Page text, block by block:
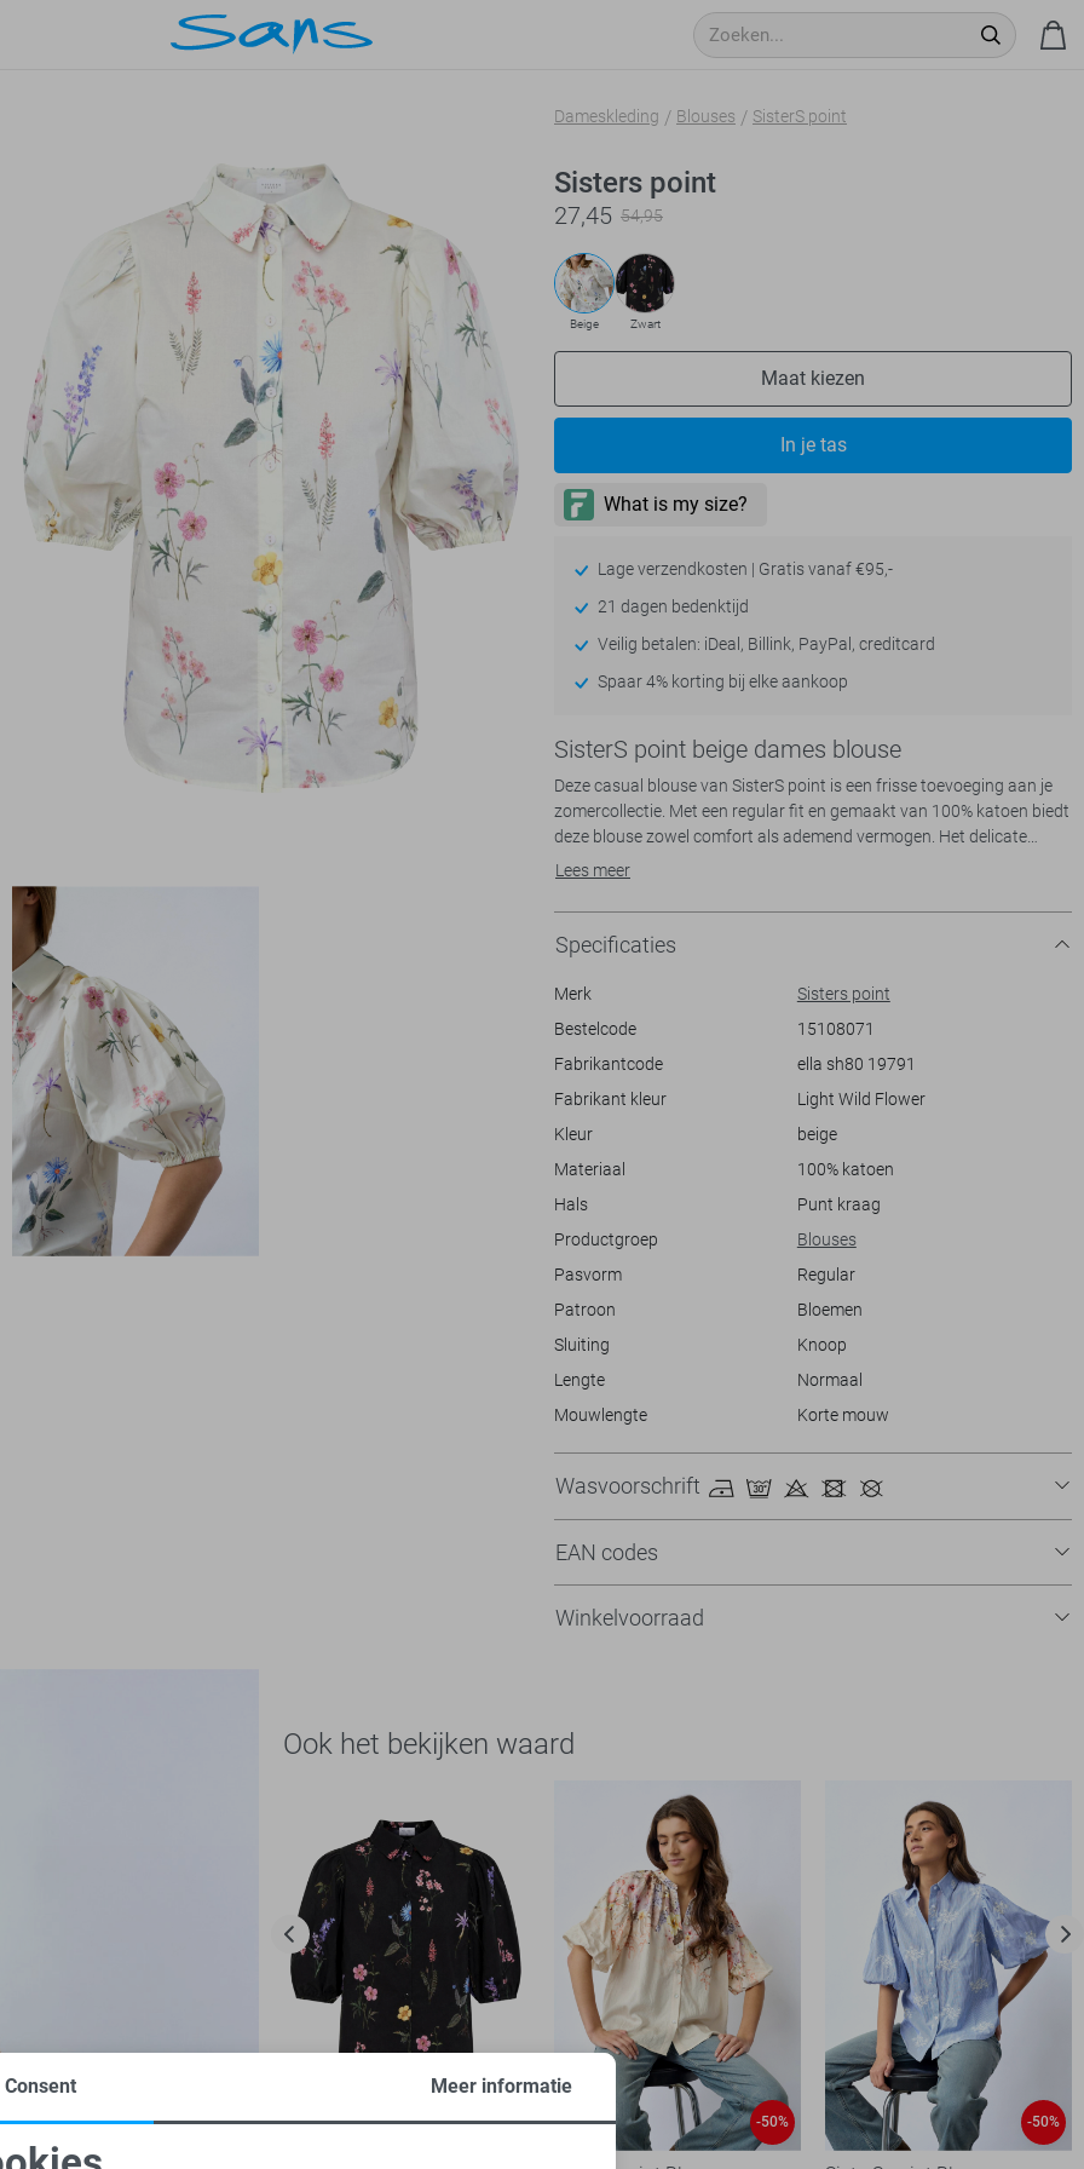
Dameskleding Blouses SisterS point
Sisters point
27,45 54,95
Beige Zwart
Maat kiezen
In je tas
Lage verzendkosten | Gratis vanaf €95,-
21 dagen bedenktijd
Veilig betalen: iDeal, Billink, PayPal, creditcard
Spaar 4% korting bij elke aankoop
SisterS point beige dames blouse
Deze casual blouse van SisterS point is een frisse toevoeging aan je
zomercollectie. Met een regular fit en gemaakt van 100% katoen biedt
deze blouse zowel comfort als ademend vermogen. Het delicate
bloemenpatroon geeft een vrouwelijke en speelse uitstraling, perfect
elastische boorden voor extra draaggemak. Met de klassieke
puntkraag en knoopsluiting blijft het ontwerp tijdloos en veelzijdig.
Door zijn luchtigheid en frisse uitstraling is deze blouse ideaal voor
park of een middagje winkelen. Combineer hem eenvoudig met een
jeans voor een casual look, of met een chique rok voor een iets
formelere setting. Het normale lengte ontwerp zorgt ervoor dat hij
vleugje bloemenpracht toe aan je garderobe met deze veelzijdige
blouse van SisterS point.
Lees meer
Specificaties
Merk
Sisters point
Bestelcode
15108071
Fabrikantcode
ella sh80 19791
Fabrikant kleur
Light Wild Flower
Kleur
beige
Materiaal
100% katoen
Hals
Punt kraag
Productgroep
Blouses
Pasvorm
Regular
Patroon
Bloemen
Sluiting
Knoop
Lengte
Normaal
Mouwlengte
Korte mouw
Wasvoorschrift
EAN codes
Winkelvoorraad
Ook het bekijken waard
-20% -50% -50%
Consent Meer informatie